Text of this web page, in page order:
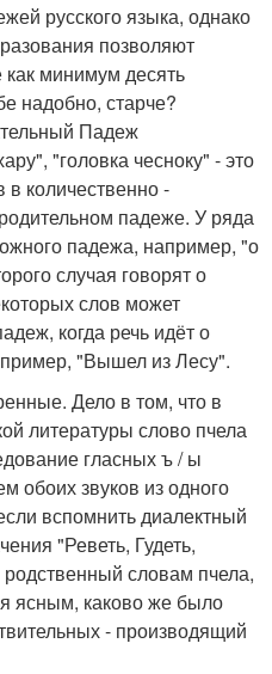
русского языка, однако
позволяют
как минимум десять
надобно, старче?
Падеж
"головка чесноку" - это
количественно -
падеже. У ряда
падежа, например, "о
случая говорят о
слов может
когда речь идёт о
"Вышел из Лесу".
Дело в том, что в
литературы слово пчела
гласных ъ / ы
обоих звуков из одного
вспомнить диалектный
"Реветь, Гудеть,
словам пчела,
ясным, каково же было
- производящий